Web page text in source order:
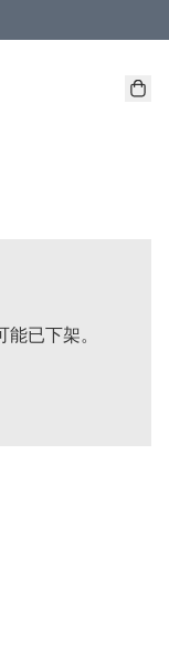
、本地取貨 )
已下架。